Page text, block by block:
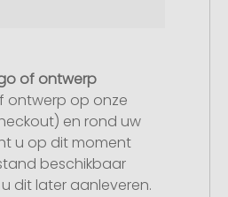
of ontwerp
ontwerp op onze
en rond uw
u op dit moment
beschikbaar
dit later aanleveren.